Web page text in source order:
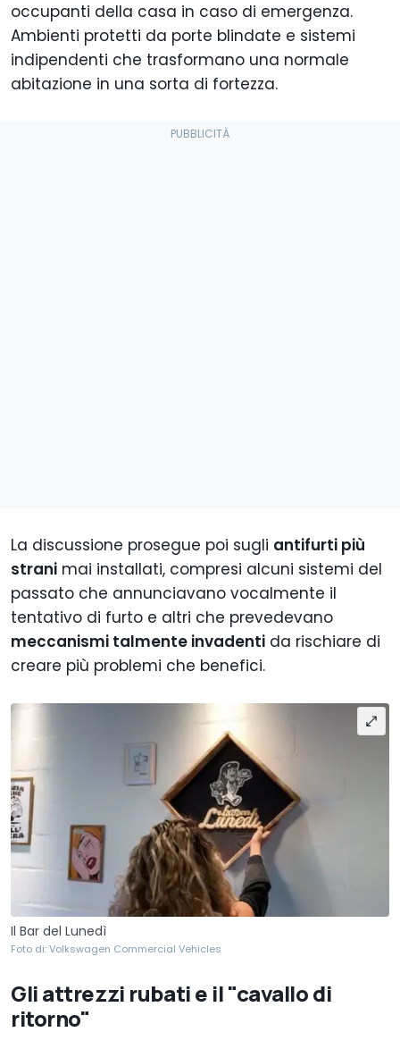
occupanti della casa in caso di emergenza.
Ambienti protetti da porte blindate e sistemi
indipendenti che trasformano una normale
abitazione in una sorta di fortezza.
La discussione prosegue poi sugli antifurti più
strani mai installati, compresi alcuni sistemi del
passato che annunciavano vocalmente il
tentativo di furto e altri che prevedevano
meccanismi talmente invadenti da rischiare di
creare più problemi che benefici.
Il Bar del Lunedì
Foto di: Volkswagen Commercial Vehicles
Gli attrezzi rubati e il "cavallo di
ritorno"